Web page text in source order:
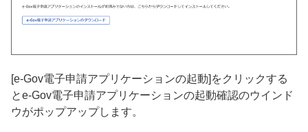
[e-Gov電子申請アプリケーションの起動]をクリックする
とe-Gov電子申請アプリケーションの起動確認のウインド
ウがポップアップします。